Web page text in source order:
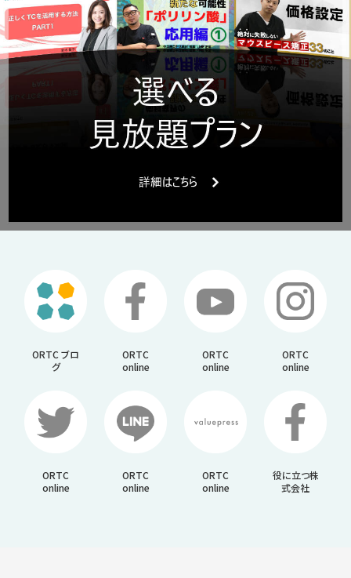
ORTC ブロ
グ
ORTC
online
ORTC
online
ORTC
online
ORTC
online
ORTC
online
ORTC
online
役に立つ株
式会社